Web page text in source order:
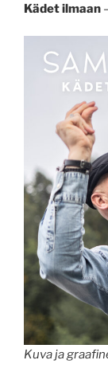
Kädet ilmaan
Kuva ja